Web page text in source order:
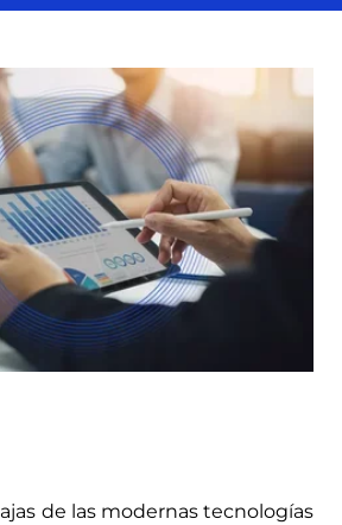
de las modernas tecnologías